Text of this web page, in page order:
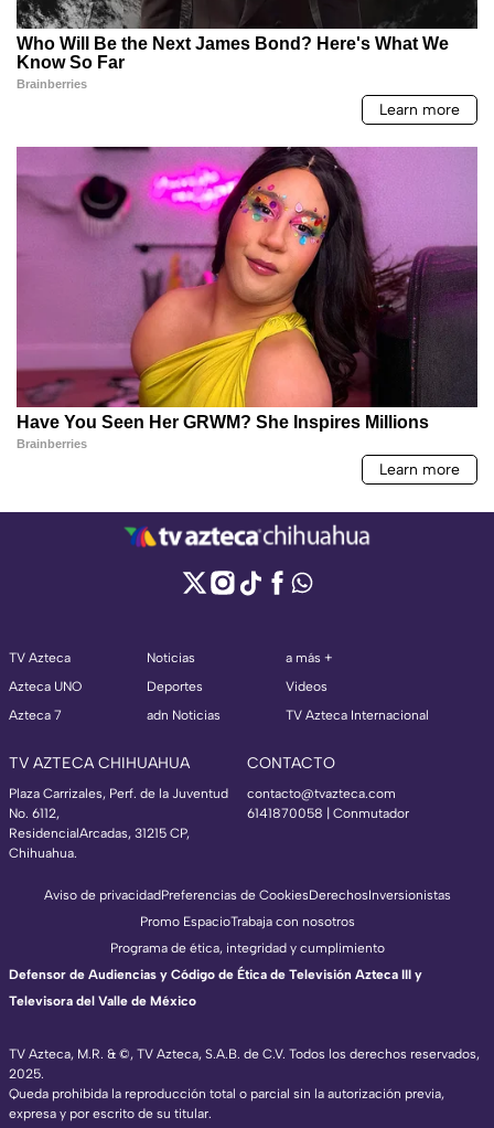
TV Azteca
Azteca UNO
Azteca 7
Noticias
Deportes
adn Noticias
a más +
Videos
TV Azteca Internacional
TV AZTECA CHIHUAHUA
Plaza Carrizales, Perf. de la Juventud
No. 6112,
ResidencialArcadas, 31215 CP,
Chihuahua.
CONTACTO
contacto@tvazteca.com
6141870058 | Conmutador
TV Azteca, M.R. & ©, TV Azteca, S.A.B. de C.V. Todos los derechos reservados,
2025.
Queda prohibida la reproducción total o parcial sin la autorización previa,
expresa y por escrito de su titular.
Aviso de privacidadPreferencias de CookiesDerechosInversionistas
Promo EspacioTrabaja con nosotros
Programa de ética, integridad y cumplimiento
Defensor de Audiencias y Código de Ética de Televisión Azteca III y
Televisora del Valle de México